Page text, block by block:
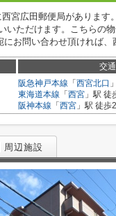
宮広田郵便局がありま
いただけます。こちらの
お問い合わせ頂ければ、
交通
阪急神戸本線 「 西宮北口
東海道本線 「 西宮 」駅 徒
阪神本線 「 西宮 」駅 徒歩
周辺施設